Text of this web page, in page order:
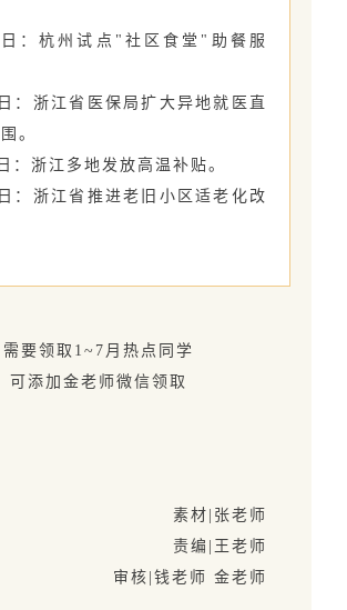
：杭州试点"社区食堂"助餐服
：浙江省医保局扩大异地就医直
。
：浙江多地发放高温补贴。
：浙江省推进老旧小区适老化改
需要领取1~7月热点同学
可添加金老师微信领取